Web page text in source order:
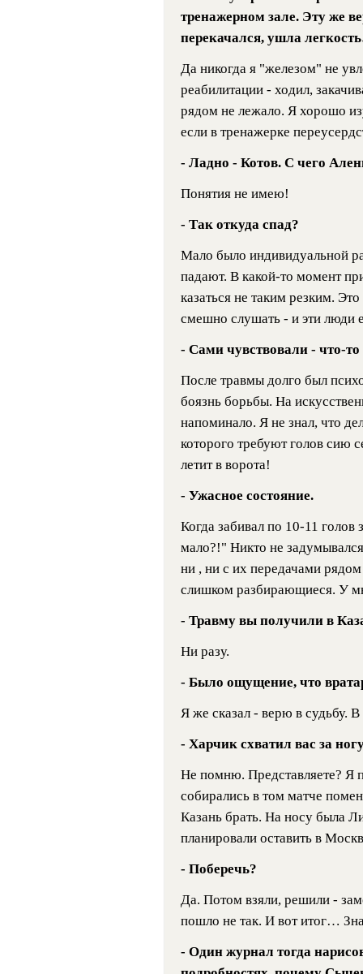
тренажерном зале. Эту же
перекачался, ушла
Да никогда я "железом" не
реабилитации - ходил,
рядом не лежало. Я хорошо
если в тренажерке
- Ладно - Котов. С чего
Понятия не имею!
- Так откуда спад?
Мало было индивидуальной
падают. В какой-то момент
казаться не таким резким.
смешно слушать - и эти люди
- Сами чувствовали - что-
После травмы долго был
боязнь борьбы. На
напоминало. Я не знал, что
которого требуют голов сию
летит в ворота!
- Ужасное состояние.
Когда забивал по 10-11 голов
мало?!" Никто не
ни , ни с их передачами
слишком разбирающиеся. У
- Травму вы получили в
Ни разу.
- Было ощущение, что
Я же сказал - верю в судьбу.
- Харчик схватил вас за
Не помню. Представляете? Я
собирались в том матче
Казань брать. На носу была
планировали оставить в
- Поберечь?
Да. Потом взяли, решили -
пошло не так. И вот итог…
- Один журнал тогда